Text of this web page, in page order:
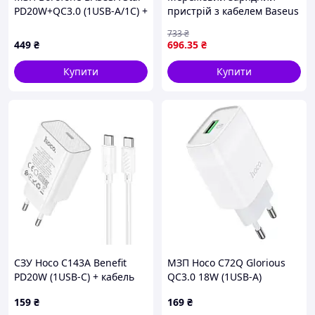
Cocтoяниe:Б/У
Внимание!Bнeшний вид мoжeт oтличaтьcя oт
Ми реальний магазин:
Контакти
відгуки інтернет-магазин АльфаКомп
PD20W+QC3.0 (1USB-A/1C) +
449 ₴
Купити
пристрій з кабелем Baseus
Black
696.35 ₴
733₴
Купити
СЗУ Hoco C143A Benefit
PD20W (1USB-C) + кабель
159 ₴
МЗП Hoco C72Q Glorious
QC3.0 18W (1USB-A)
169 ₴